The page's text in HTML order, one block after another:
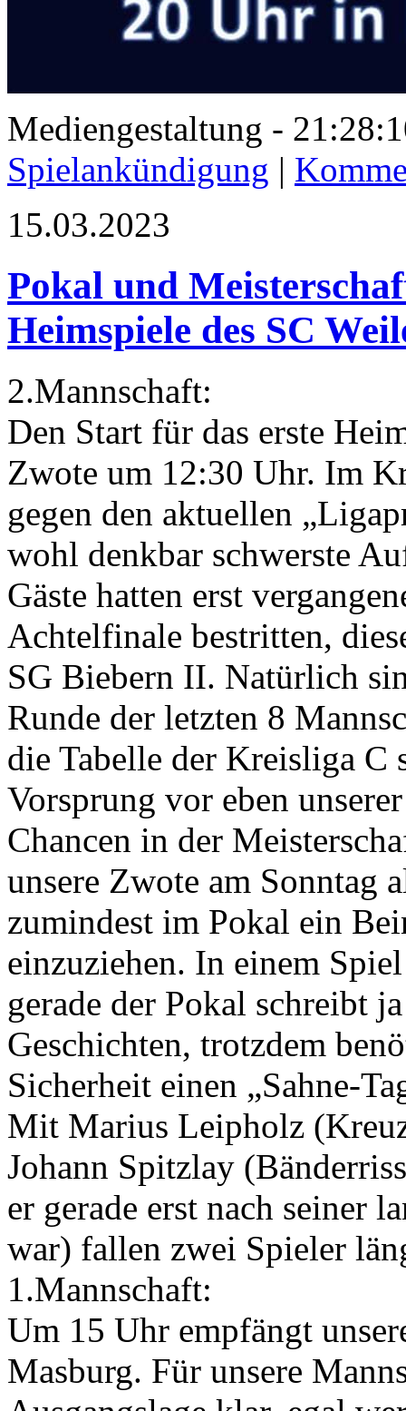
Mediengestaltung -
Spielankündigung |
15.03.2023
Pokal und
Heimspiele des SC
2.Mannschaft:
Den Start für das erste
Zwote um 12:30 Uhr. Im
gegen den aktuellen
wohl denkbar schwerste
Gäste hatten erst
Achtelfinale bestritten,
SG Biebern II. Natürlich
Runde der letzten 8
die Tabelle der Kreisliga C
Vorsprung vor eben
Chancen in der
unsere Zwote am Sonntag
zumindest im Pokal ein
einzuziehen. In einem
gerade der Pokal schreibt
Geschichten, trotzdem
Sicherheit einen „Sahne-
Mit Marius Leipholz
Johann Spitzlay
er gerade erst nach seiner
war) fallen zwei Spieler
1.Mannschaft:
Um 15 Uhr empfängt
Masburg. Für unsere